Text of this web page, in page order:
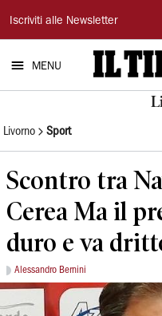
Il
Tirreno
Iscriviti alle Newsletter
MENU
Livorno Sport
Scontro tra
Cerea Ma il
duro e va
Alessandro Bernini